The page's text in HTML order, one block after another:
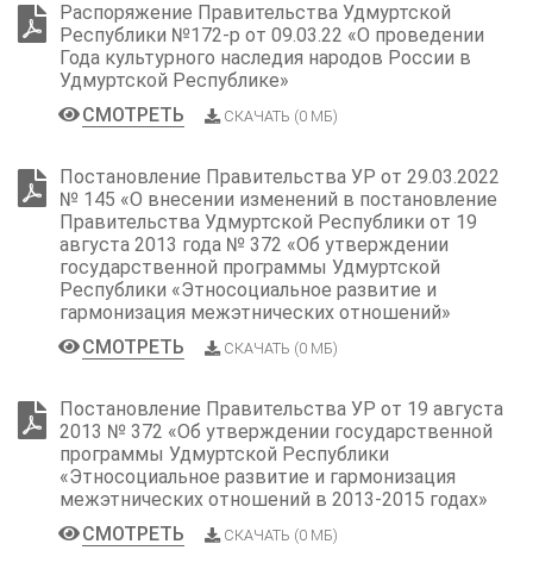
Распоряжение Правительства Удмуртской
Республики №172-p от 09.03.22 «О проведении
Года культурного наследия народов России в
Удмуртской Республике»
СМОТРЕТЬ
СКАЧАТЬ (0 МБ)
Постановление Правительства УР от 29.03.2022
№ 145 «О внесении изменений в постановление
Правительства Удмуртской Республики от 19
августа 2013 года № 372 «Об утверждении
государственной программы Удмуртской
Республики «Этносоциальное развитие и
гармонизация межэтнических отношений»
СМОТРЕТЬ
СКАЧАТЬ (0 МБ)
Постановление Правительства УР от 19 августа
2013 № 372 «Об утверждении государственной
программы Удмуртской Республики
«Этносоциальное развитие и гармонизация
межэтнических отношений в 2013-2015 годах»
СМОТРЕТЬ
СКАЧАТЬ (0 МБ)